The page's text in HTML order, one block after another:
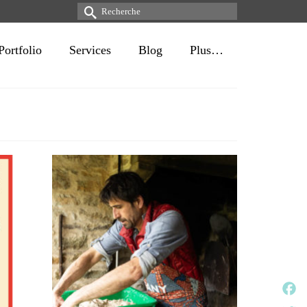
Rechercher :
Services Blog Plus…